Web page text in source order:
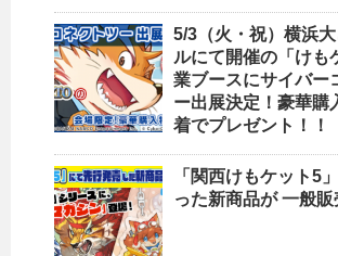
5/3（火・祝）横浜
ルにて開催の「けも
業ブースにサイバー
ー出展決定！豪華購
着でプレゼント！！
「関西けもケット5
った新商品が 一般販